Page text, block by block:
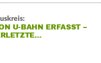
U-BAHN ERFASST –